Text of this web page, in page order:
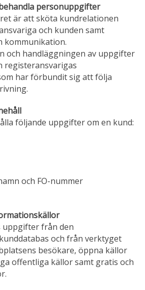
personuppgifter
är att sköta kundrelationen
och kunden samt
kommunikation.
och handläggningen av uppgifter
registeransvarigas
har förbundit sig att följa
följande uppgifter om en kund:
och FO-nummer
uppgifter från den
och från verktyget
besökare, öppna källor
offentliga källor samt gratis och